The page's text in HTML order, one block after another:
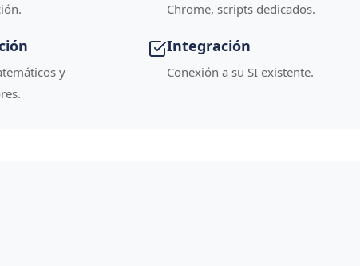
Chrome, scripts dedicados.
y
Integración
Conexión a su SI existente.